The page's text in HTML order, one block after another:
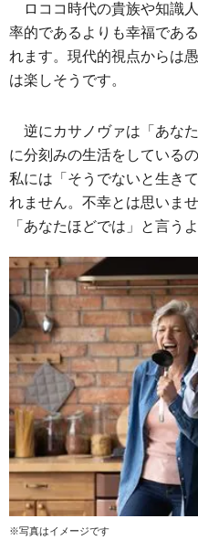
ロココ時代の貴族や知識
率的であるよりも幸福であ
れます。現代的視点からは
は楽しそうです。
逆にカサノヴァは「あな
に分刻みの生活をしている
私には「そうでないと生き
れません。不幸とは思いま
「あなたほどでは」と言う
※写真はイメージです